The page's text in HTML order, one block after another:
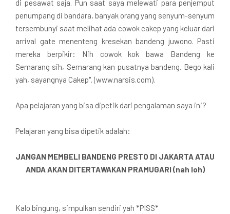
di pesawat saja. Pun saat saya melewati para penjemput
penumpang di bandara, banyak orang yang senyum-senyum
tersembunyi saat melihat ada cowok cakep yang keluar dari
arrival gate menenteng kresekan bandeng juwono. Pasti
mereka berpikir: Nih cowok kok bawa Bandeng ke
Semarang sih, Semarang kan pusatnya bandeng. Bego kali
yah, sayangnya Cakep". (www.narsis.com).
Apa pelajaran yang bisa dipetik dari pengalaman saya ini?
Pelajaran yang bisa dipetik adalah:
JANGAN MEMBELI BANDENG PRESTO DI JAKARTA ATAU
ANDA AKAN DITERTAWAKAN PRAMUGARI (nah loh)
Kalo bingung, simpulkan sendiri yah *PISS*